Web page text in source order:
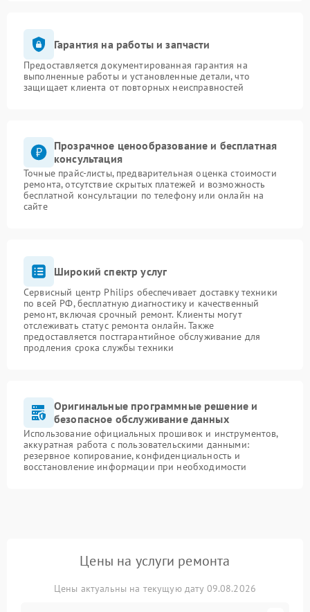
Гарантия на работы и запчасти
Предоставляется документированная гарантия на
выполненные работы и установленные детали, что
защищает клиента от повторных неисправностей
Прозрачное ценообразование и бесплатная
консультация
Точные прайс-листы, предварительная оценка стоимости
ремонта, отсутствие скрытых платежей и возможность
бесплатной консультации по телефону или онлайн на
сайте
Широкий спектр услуг
Сервисный центр Philips обеспечивает доставку техники
по всей РФ, бесплатную диагностику и качественный
ремонт, включая срочный ремонт. Клиенты могут
отслеживать статус ремонта онлайн. Также
предоставляется постгарантийное обслуживание для
продления срока службы техники
Оригинальные программные решение и
безопасное обслуживание данных
Использование официальных прошивок и инструментов,
аккуратная работа с пользовательскими данными:
резервное копирование, конфиденциальность и
восстановление информации при необходимости
Цены на услуги ремонта
Цены актуальны на текущую дату 09.08.2026